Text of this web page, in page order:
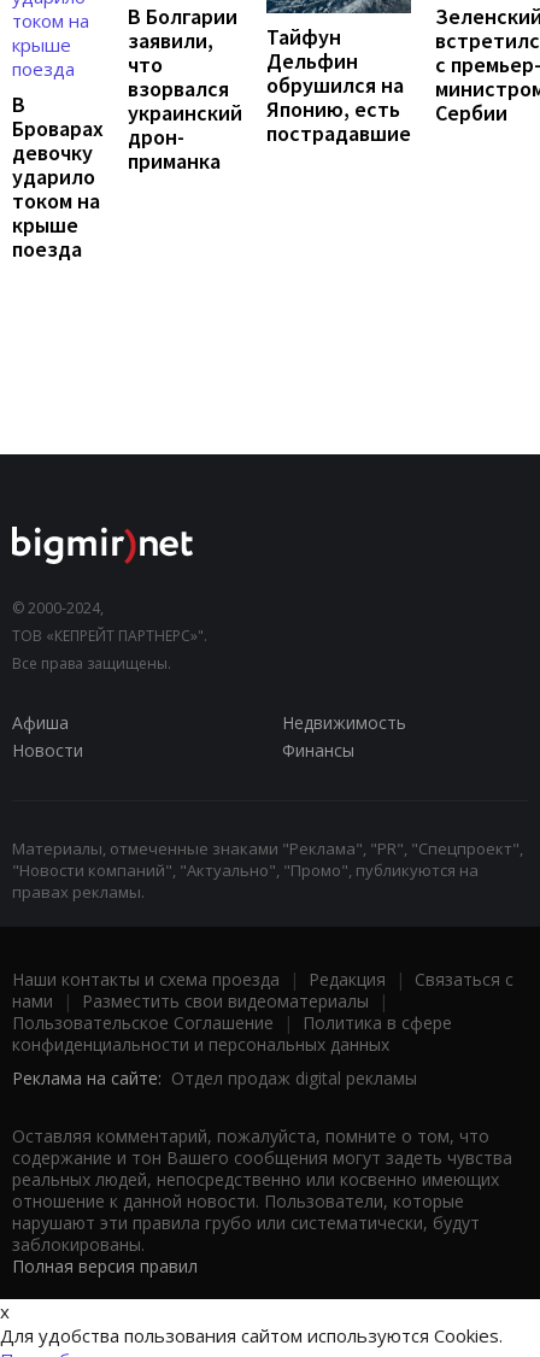
В
Броварах
девочку
ударило
током на
крыше
поезда
В Болгарии
заявили,
что
взорвался
украинский
дрон-
приманка
Тайфун
Дельфин
обрушился на
Японию, есть
пострадавшие
с премьер-
Сербии
© 2000-2024,
ТОВ «КЕПРЕЙТ ПАРТНЕРС»".
Все права защищены.
Афиша
Недвижимость
Новости
Финансы
Материалы, отмеченные знаками "Реклама", "PR", "Спецпроект",
"Новости компаний", "Актуально", "Промо", публикуются на
правах рекламы.
Наши контакты и схема проезда | Редакция | Связаться с
нами | Разместить свои видеоматериалы |
Пользовательское Соглашение |
Политика в сфере
конфиденциальности и персональных данных
Реклама на сайте: Отдел продаж digital рекламы
Оставляя комментарий, пожалуйста, помните о том, что
содержание и тон Вашего сообщения могут задеть чувства
реальных людей, непосредственно или косвенно имеющих
отношение к данной новости. Пользователи, которые
нарушают эти правила грубо или систематически, будут
заблокированы.
Полная версия правил
x
Для удобства пользования сайтом используются Cookies.